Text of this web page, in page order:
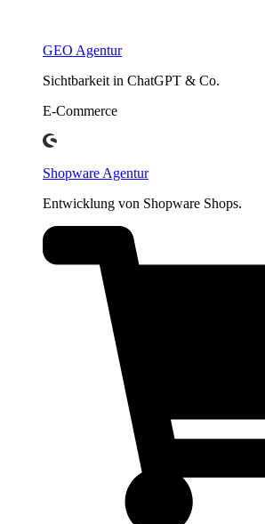
GEO Agentur
Sichtbarkeit in ChatGPT & Co.
E-Commerce
Shopware Agentur
Entwicklung von Shopware Shops.